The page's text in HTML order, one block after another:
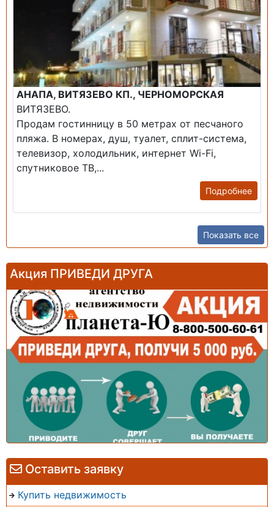
Оставить заявку
Купить недвижимость
АНАПА, ВИТЯЗЕВО КП., ЧЕРНОМОРСКАЯ
ВИТЯЗЕВО.
Продам гостинницу в 50 метрах от песчаного
пляжа. В номерах, душ, туалет, сплит-система,
телевизор, холодильник, интернет Wi-Fi,
спутниковое ТВ,...
Подробнее
Показать все
Акция ПРИВЕДИ ДРУГА